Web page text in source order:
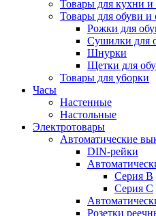
Товары для кухни и
Товары для обуви
Рожки для
Сушилки для
Шнурки
Щетки для
Товары для уборки
Часы
Настенные
Настольные
Электротовары
Автоматические
DIN-рейки
Серия B
Серия С
Розетки